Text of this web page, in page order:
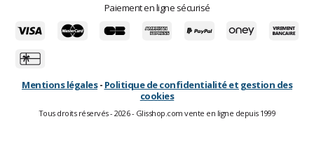
Paiement en ligne sécurisé
Mentions légales- Politique de confidentialité et gestion des
cookies
Tous droits réservés - 2026 - Glisshop.com vente en ligne depuis 1999